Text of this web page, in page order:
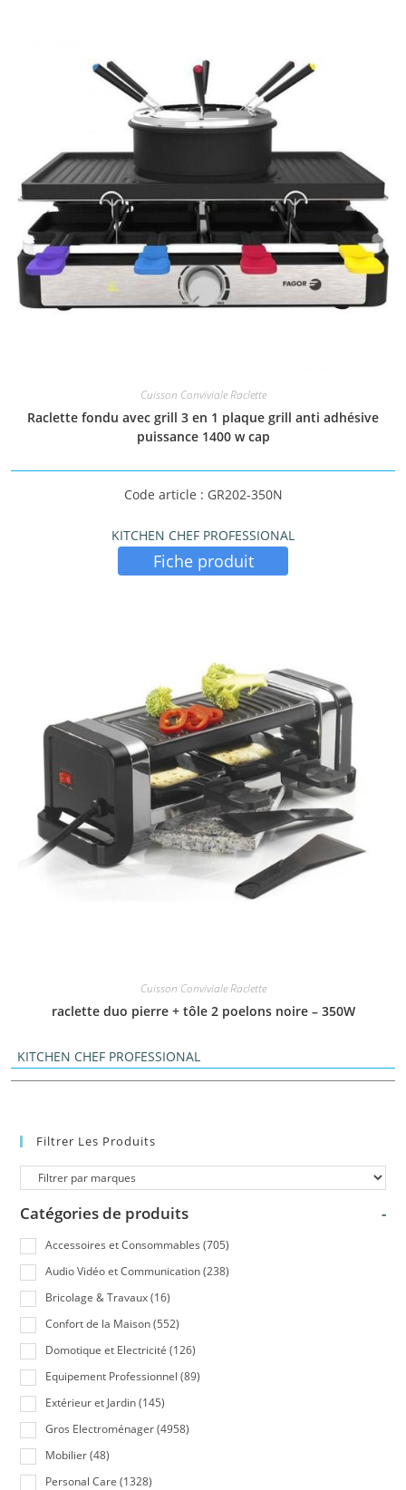
Cuisson Conviviale Raclette
Raclette fondu avec grill 3 en 1 plaque grill anti adhésive
puissance 1400 w cap
Code article : GR202-350N
KITCHEN CHEF PROFESSIONAL
Fiche produit
Cuisson Conviviale Raclette
raclette duo pierre + tôle 2 poelons noire – 350W
KITCHEN CHEF PROFESSIONAL
Filtrer Les Produits
Catégories de produits -
Accessoires et Consommables (705)
Audio Vidéo et Communication (238)
Bricolage & Travaux (16)
Confort de la Maison (552)
Domotique et Electricité (126)
Equipement Professionnel (89)
Extérieur et Jardin (145)
Gros Electroménager (4958)
Mobilier (48)
Personal Care (1328)